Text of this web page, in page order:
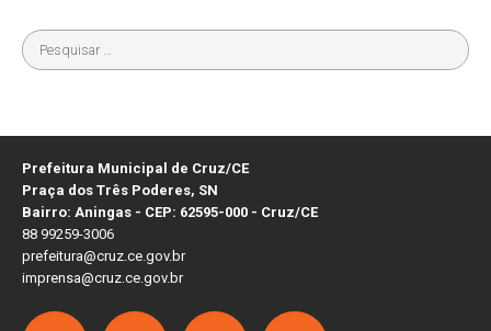
Prefeitura Municipal de Cruz/CE
Praça dos Três Poderes, SN
Bairro: Aningas - CEP: 62595-000 - Cruz/CE
88 99259-3006
prefeitura@cruz.ce.gov.br
imprensa@cruz.ce.gov.br